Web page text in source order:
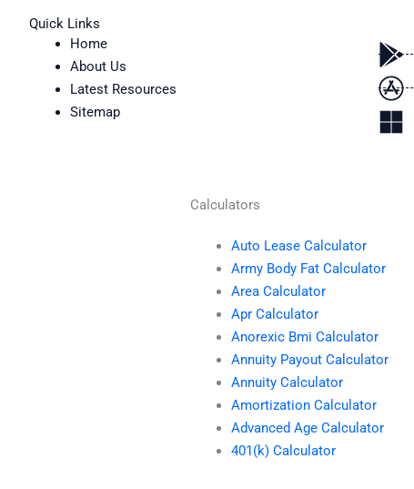
Quick Links
Home
About Us
Latest Resources
Sitemap
Calculators
Auto Lease Calculator
Army Body Fat Calculator
Area Calculator
Apr Calculator
Anorexic Bmi Calculator
Annuity Payout Calculator
Annuity Calculator
Amortization Calculator
Advanced Age Calculator
401(k) Calculator